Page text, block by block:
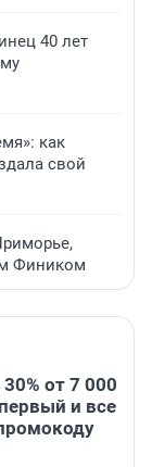
40 лет
как
свой
Фиником
от 7 000
и все